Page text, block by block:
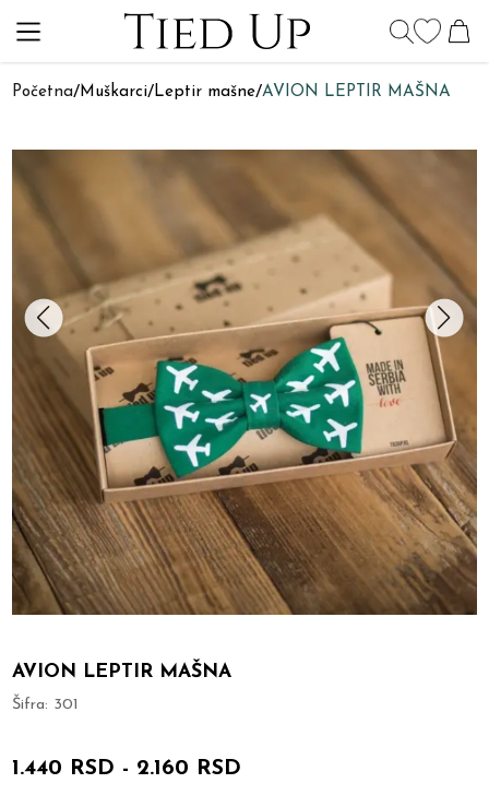
Početna/Muškarci/Leptir mašne/AVION LEPTIR MAŠNA
AVION LEPTIR MAŠNA
Šifra: 301
1.440 RSD - 2.160 RSD